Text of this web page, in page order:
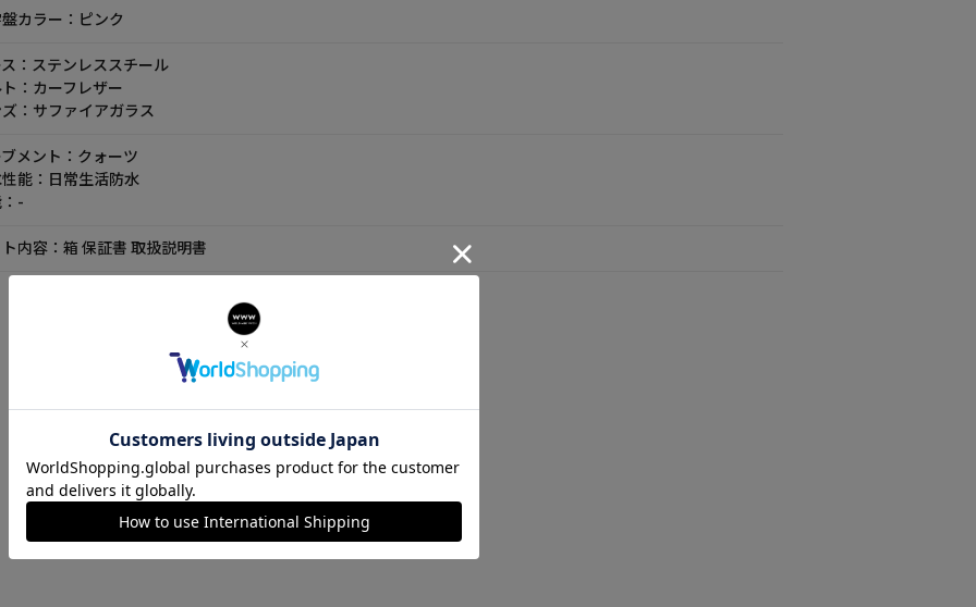
カラー：ピンク
：ステンレススチール
：カーフレザー
：サファイアガラス
メント：クォーツ
能：日常生活防水
-
内容：箱 保証書 取扱説明書